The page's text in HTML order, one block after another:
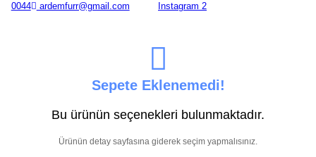
0044
ardemfurr@gmail.com
Instagram 2
Sepete Eklenemedi!
Bu ürünün seçenekleri bulunmaktadır.
Ürünün detay sayfasına giderek seçim yapmalısınız.